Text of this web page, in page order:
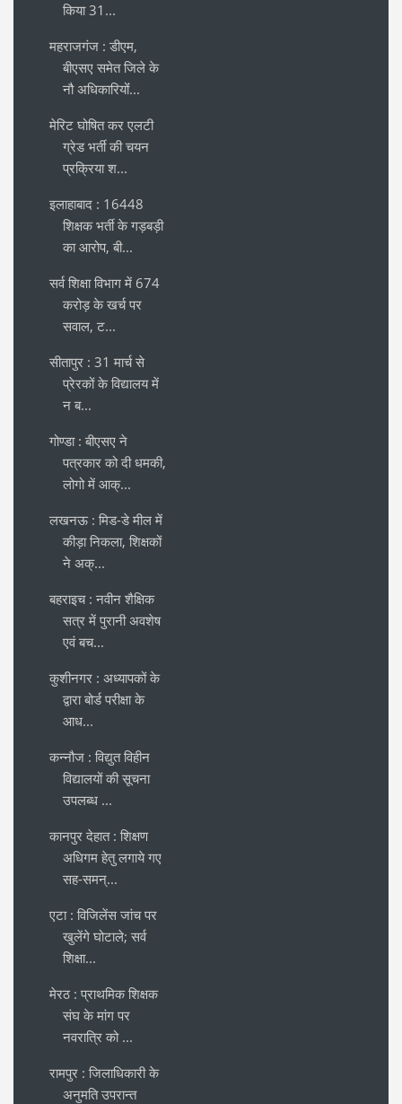
किया 31...
महराजगंज : डीएम,
बीएसए समेत जिले के
नौ अधिकारियोंं...
मेरिट घोषित कर एलटी
ग्रेड भर्ती की चयन
प्रक्रिया श...
इलाहाबाद : 16448
शिक्षक भर्ती के गड़बड़ी
का आरोप, बी...
सर्व शिक्षा विभाग में 674
करोड़ के खर्च पर
सवाल, ट...
सीतापुर : 31 मार्च से
प्रेरकों के विद्यालय में
न ब...
गोण्डा : बीएसए ने
पत्रकार को दी धमकी,
लोगो में आक्...
लखनऊ : मिड-डे मील में
कीड़ा निकला, शिक्षकों
ने अक्...
बहराइच : नवीन शैक्षिक
सत्र में पुरानी अवशेष
एवं बच...
कुशीनगर : अध्यापकों के
द्वारा बोर्ड परीक्षा के
आध...
कन्नौज : विद्युत विहीन
विद्यालयों की सूचना
उपलब्ध ...
कानपुर देहात : शिक्षण
अधिगम हेतु लगाये गए
सह-समन्...
एटा : विजिलेंस जांच पर
खुलेंगे घोटाले; सर्व
शिक्षा...
मेरठ : प्राथमिक शिक्षक
संघ के मांग पर
नवरात्रि को ...
रामपुर : जिलाधिकारी के
अनुमति उपरान्त